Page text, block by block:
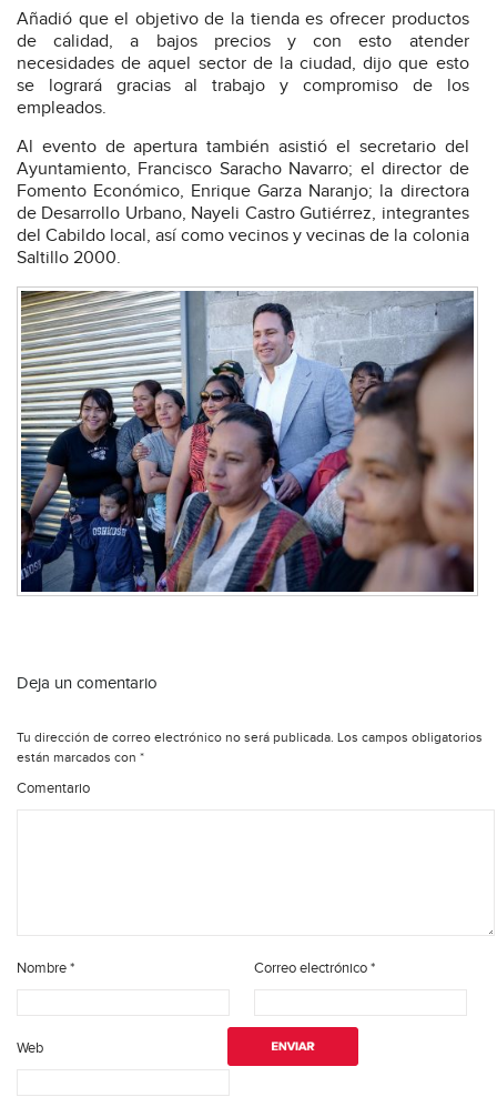
Añadió que el objetivo de la tienda es ofrecer productos
de calidad, a bajos precios y con esto atender
necesidades de aquel sector de la ciudad, dijo que esto
se logrará gracias al trabajo y compromiso de los
empleados.
Al evento de apertura también asistió el secretario del
Ayuntamiento, Francisco Saracho Navarro; el director de
Fomento Económico, Enrique Garza Naranjo; la directora
de Desarrollo Urbano, Nayeli Castro Gutiérrez, integrantes
del Cabildo local, así como vecinos y vecinas de la colonia
Saltillo 2000.
Deja un comentario
Tu dirección de correo electrónico no será publicada. Los campos obligatorios
están marcados con *
Comentario
Nombre* Correo electrónico*
Web